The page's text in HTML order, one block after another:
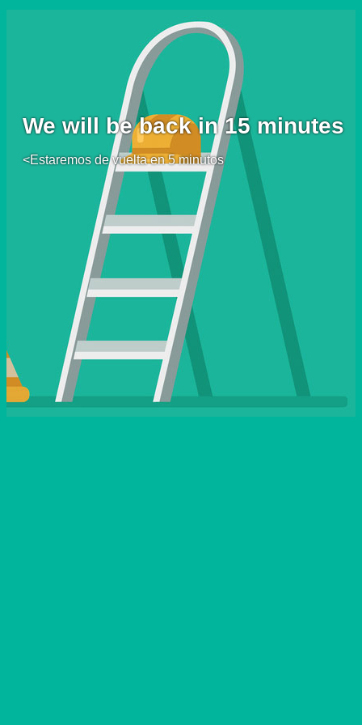
We will be back in 15 minutes
<Estaremos de vuelta en 5 minutos